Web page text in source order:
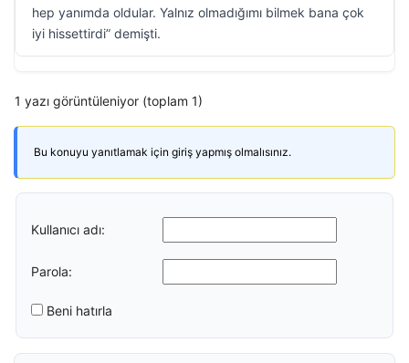
hep yanımda oldular. Yalnız olmadığımı bilmek bana çok
iyi hissettirdi” demişti.
1 yazı görüntüleniyor (toplam 1)
Bu konuyu yanıtlamak için giriş yapmış olmalısınız.
Kullanıcı adı:
Parola:
Beni hatırla